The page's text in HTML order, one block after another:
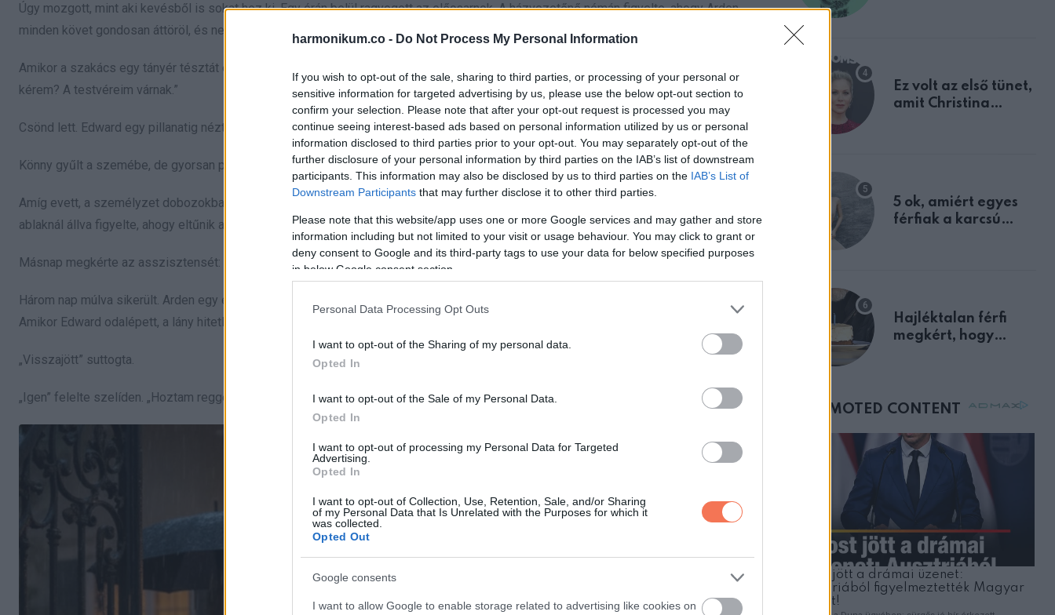
harmonikum.co - Do Not Process My Personal Information
If you wish to opt-out of the sale, sharing to third parties, or processing of your personal or
sensitive information for targeted advertising by us, please use the below opt-out section to
confirm your selection. Please note that after your opt-out request is processed you may
continue seeing interest-based ads based on personal information utilized by us or personal
information disclosed to third parties prior to your opt-out. You may separately opt-out of the
further disclosure of your personal information by third parties on the IAB’s list of downstream
participants. This information may also be disclosed by us to third parties on the IAB’s List of
Downstream Participants that may further disclose it to other third parties.
Please note that this website/app uses one or more Google services and may gather and store
information including but not limited to your visit or usage behaviour. You may click to grant or
deny consent to Google and its third-party tags to use your data for below specified purposes
in below Google consent section.
Personal Data Processing Opt Outs
I want to opt-out of the Sharing of my personal data.
Opted In
I want to opt-out of the Sale of my Personal Data.
Opted In
I want to opt-out of processing my Personal Data for Targeted
Advertising.
Opted In
I want to opt-out of Collection, Use, Retention, Sale, and/or Sharing
of my Personal Data that Is Unrelated with the Purposes for which it
was collected.
Opted Out
Google consents
I want to allow Google to enable storage related to advertising like cookies on
Úgy mozgott, mint aki kevésből is sokat hoz ki. Egy órán belül ragyogott az előcsarnok. A házvezetőnő némán figyelte, ahogy Arden
minden követ gondosan áttöröl, és nem áll meg, amíg minden tiszta nem lesz.
Amikor a szakács egy tányér tésztát és sült zöldséget tett elé, a lány vágyakozva nézte, aztán megtorpant. „Elvihetem ezt haza,
kérem? A testvéreim várnak.”
Csönd lett. Edward egy pillanatig nézte, majd így szólt: „Te itt eszel, nekik pedig csomagolunk.”
Könny gyűlt a szemébe, de gyorsan pislogott. „Köszönöm, uram.”
Amíg evett, a személyzet dobozokba rakta a vacsorát a két fiúnak is. Amikor aznap este elindult, mindkét karján étellel, Edward az
ablaknál állva figyelte, ahogy eltűnik az üres utcán. A kép sokáig nem hagyta nyugodni.
Másnap megkérte az asszisztensét: „Keressék meg a lányt.”
Három nap múlva sikerült. Arden egy elhagyott vasúti raktárnál húzta meg magát, egy vékony takaró alatt, két kisfiúval összekuporodva.
Amikor Edward odalépett, a lány hitetlenkedve nézett fel.
„Visszajött” suttogta.
„Igen” felelte szelíden. „Hoztam reggelit.”
Ez volt az első tünet,
amit Christina
5 ok, amiért egyes
férfiak a karcsú
Hajléktalan férfi
megkért, hogy
mellettem ült az első